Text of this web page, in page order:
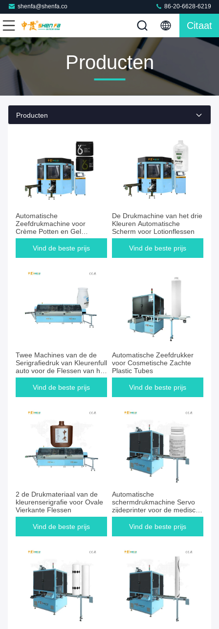
shenfa@shenfa.co 86-20-6628-6219
Citaat
Producten
Producten
Automatische
Zeefdrukmachine voor
Crème Potten en Gel
Flessen
Vind de beste prijs
De Drukmachine van het drie
Kleuren Automatische
Scherm voor Lotionflessen
Vind de beste prijs
Twee Machines van de de
Serigrafiedruk van Kleurenfull
auto voor de Flessen van het
Melkwater
Vind de beste prijs
Automatische Zeefdrukker
voor Cosmetische Zachte
Plastic Tubes
Vind de beste prijs
2 de Drukmateriaal van de
kleurenserigrafie voor Ovale
Vierkante Flessen
Vind de beste prijs
Automatische
schermdrukmachine Servo
zijdeprinter voor de medische
industrie
Vind de beste prijs